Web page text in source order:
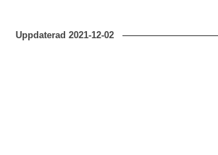
Uppdaterad2021-12-02